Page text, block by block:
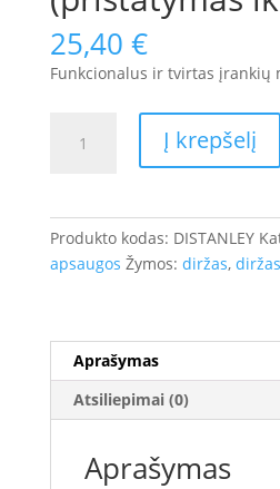
25,40 €
Funkcionalus ir tvirtas įrankių
kiekis:
Stanley
(pristatymas
iki
Į krepšelį
Produkto kodas: DISTANLEY
apsaugos Žymos: diržas,
Aprašymas
Atsiliepimai (0)
Aprašymas